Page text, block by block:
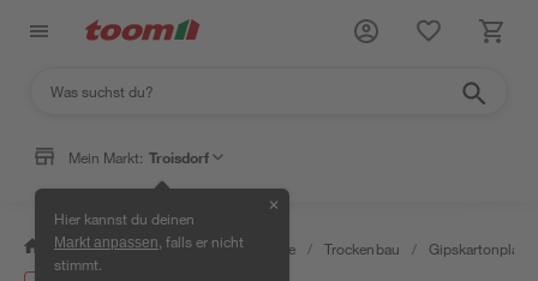
Mein Markt: Troisdorf
Hier kannst du deinen
Markt anpassen , falls er nicht
stimmt.
✕
/ Bauen & Renovieren / Baustoffe / Trockenbau /